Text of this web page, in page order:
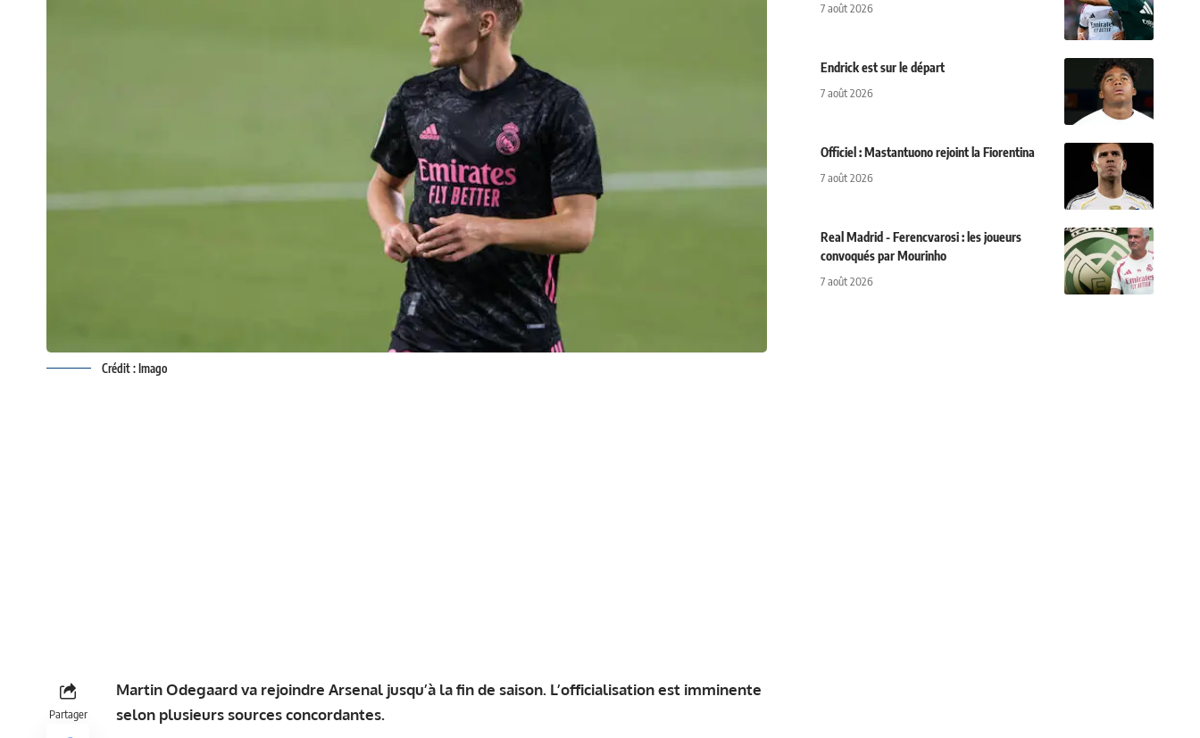
Crédit : Imago
Partager
Martin Odegaard va rejoindre Arsenal jusqu’à la fin de saison. L’officialisation est imminente
selon plusieurs sources concordantes.
7 août 2026
Endrick est sur le départ
7 août 2026
Officiel : Mastantuono rejoint la Fiorentina
7 août 2026
Real Madrid - Ferencvarosi : les joueurs
convoqués par Mourinho
7 août 2026